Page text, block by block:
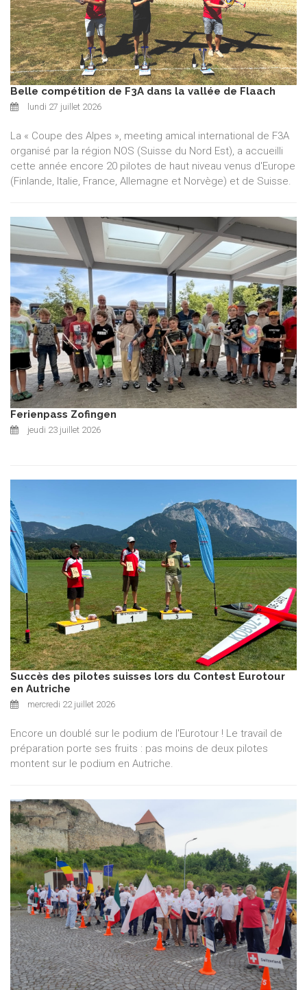
Belle compétition de F3A dans la vallée de Flaach
lundi 27 juillet 2026
La « Coupe des Alpes », meeting amical international de F3A
organisé par la région NOS (Suisse du Nord Est), a accueilli
cette année encore 20 pilotes de haut niveau venus d'Europe
(Finlande, Italie, France, Allemagne et Norvège) et de Suisse.
Ferienpass Zofingen
jeudi 23 juillet 2026
Succès des pilotes suisses lors du Contest Eurotour
en Autriche
mercredi 22 juillet 2026
Encore un doublé sur le podium de l'Eurotour ! Le travail de
préparation porte ses fruits : pas moins de deux pilotes
montent sur le podium en Autriche.